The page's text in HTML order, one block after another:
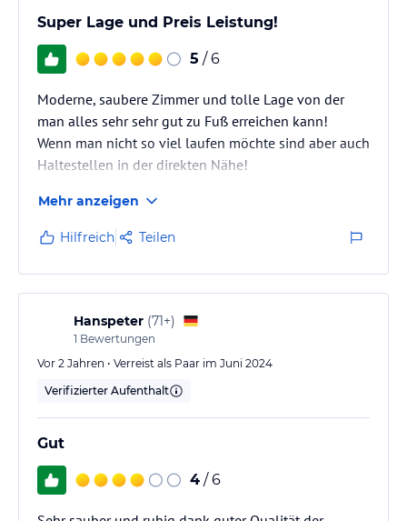
Super Lage und Preis Leistung!
5 / 6
Moderne, saubere Zimmer und tolle Lage von der
man alles sehr sehr gut zu Fuß erreichen kann!
Wenn man nicht so viel laufen möchte sind aber auch
Haltestellen in der direkten Nähe!
letzten Tag so lange wie wir es gebraucht haben an
der Rezeption abgeben was echt super war!
Das es mit offenen Fenster ein wenig laut ist ist ja
normal bei der Lage :)
Aber wenn das Fenster zu war, war alles top!
Das einzige was ein wenig komisch war, war der
Eingang des Hotels bei…
Mehr anzeigen
Hilfreich Teilen
Hanspeter (71+)
1 Bewertungen
Vor 2 Jahren • Verreist als Paar im Juni 2024
Verifizierter Aufenthalt
Gut
4 / 6